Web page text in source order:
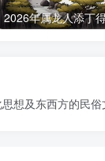
想及东西方的民俗